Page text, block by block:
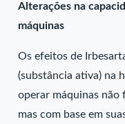
Alterações na
máquinas
Os efeitos de
(substância ativa) na
operar máquinas não
mas com base em